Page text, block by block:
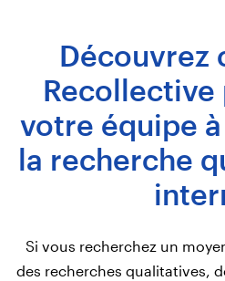
Découvrez
Recollective
votre équipe
la recherche
Si vous recherchez un
des recherches qualitatives,